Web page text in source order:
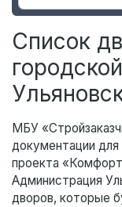
Список
МБУ
документации
проекта
Администрация
дворов, которые